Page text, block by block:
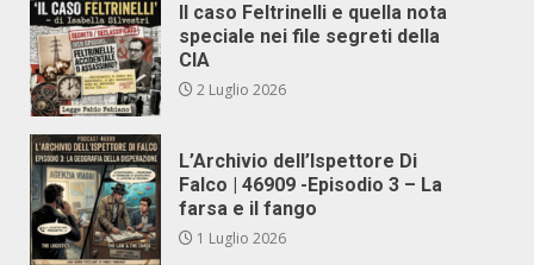
Il caso Feltrinelli e quella nota
speciale nei file segreti della
CIA
2 Luglio 2026
L’Archivio dell’Ispettore Di
Falco | 46909 -Episodio 3 – La
farsa e il fango
1 Luglio 2026